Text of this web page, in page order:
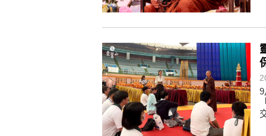
禪修，讓思緒單純，讓靈性清楚
念頭在心頭，不舒服；轉個念頭
煩惱如同下雨，當雨過天晴，雨
懂得消化煩惱，便能讓生活自在
負面是惡業，消極是惡業，悲觀
生命是不斷流動地，安靜下來，
不執著、不妄想，當下即圓滿。
9